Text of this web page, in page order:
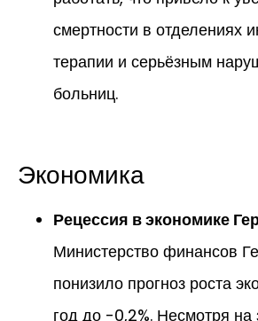
смертности в отделениях
терапии и серьёзным
больниц.
Экономика
Рецессия в экономике
Министерство финансов
понизило прогноз роста
год до -0,2%. Несмотря на